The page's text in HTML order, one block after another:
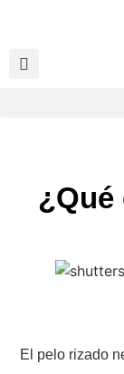
¿Qué
El pelo rizado